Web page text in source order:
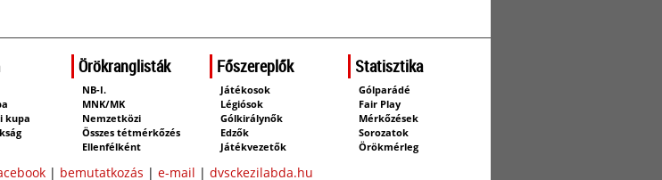
kupa
Örökranglisták
NB-I.
MNK/MK
Nemzetközi
Összes tétmérkőzés
Ellenfélként
Főszereplők
Játékosok
Légiósok
Gólkirálynők
Edzők
Játékvezetők
Statisztika
Gólparádé
Fair Play
Mérkőzések
Sorozatok
Örökmérleg
| bemutatkozás | e-mail | dvsckezilabda.hu